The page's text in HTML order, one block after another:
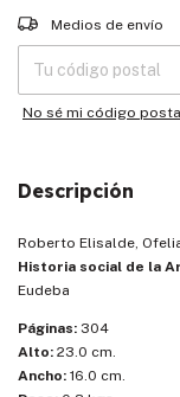
Entregas para el CP:
Medios de envío
No sé mi código
Descripción
Roberto Elisalde,
Historia social de la
Eudeba
Páginas: 304
Alto: 23.0 cm.
Ancho: 16.0 cm.